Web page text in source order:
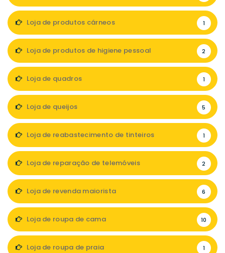
Loja de produtos cárneos 1
Loja de produtos de higiene pessoal 2
Loja de quadros 1
Loja de queijos 5
Loja de reabastecimento de tinteiros 1
Loja de reparação de telemóveis 2
Loja de revenda maiorista 6
Loja de roupa de cama 10
Loja de roupa de praia 1